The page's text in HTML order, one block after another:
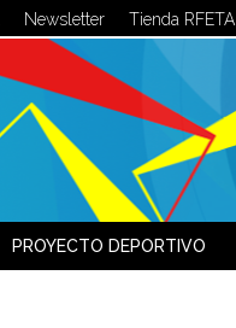
Newsletter Tienda RFETA
PROYECTO DEPORTIVO